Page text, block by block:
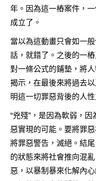
年。因為這一樁案件，
成立了。
當以為這動畫只會如一
話，就錯了。之後的一
對一條公式的鋪墊，將
揭示，在最後來將過去
明這一切罪惡背後的人性
“兇殘”，是因為軟弱，
惡實現的可能。要將罪
將罪惡警告，滅絕。結
的狀態來將社會推向混
惡，以暴制暴來化解內